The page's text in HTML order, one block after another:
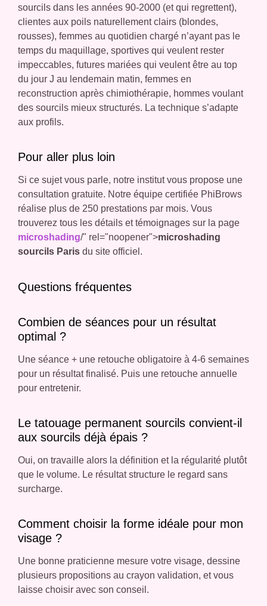
sourcils dans les années 90-2000 (et qui regrettent),
clientes aux poils naturellement clairs (blondes,
rousses), femmes au quotidien chargé n’ayant pas le
temps du maquillage, sportives qui veulent rester
impeccables, futures mariées qui veulent être au top
du jour J au lendemain matin, femmes en
reconstruction après chimiothérapie, hommes voulant
des sourcils mieux structurés. La technique s’adapte
aux profils.
Pour aller plus loin
Si ce sujet vous parle, notre institut vous propose une
consultation gratuite. Notre équipe certifiée PhiBrows
réalise plus de 250 prestations par mois. Vous
trouverez tous les détails et témoignages sur la page
microshading/" rel="noopener">microshading
sourcils Paris du site officiel.
Questions fréquentes
Combien de séances pour un résultat
optimal ?
Une séance + une retouche obligatoire à 4-6 semaines
pour un résultat finalisé. Puis une retouche annuelle
pour entretenir.
Le tatouage permanent sourcils convient-il
aux sourcils déjà épais ?
Oui, on travaille alors la définition et la régularité plutôt
que le volume. Le résultat structure le regard sans
surcharge.
Comment choisir la forme idéale pour mon
visage ?
Une bonne praticienne mesure votre visage, dessine
plusieurs propositions au crayon validation, et vous
laisse choisir avec son conseil.